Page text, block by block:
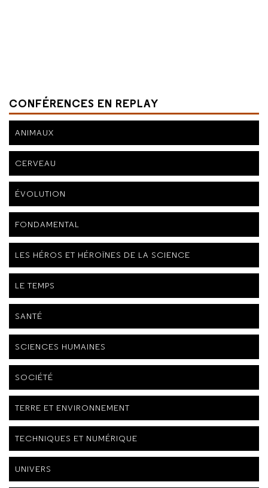
CONFÉRENCES EN REPLAY
ANIMAUX
CERVEAU
ÉVOLUTION
FONDAMENTAL
LES HÉROS ET HÉROÏNES DE LA SCIENCE
LE TEMPS
SANTÉ
SCIENCES HUMAINES
SOCIÉTÉ
TERRE ET ENVIRONNEMENT
TECHNIQUES ET NUMÉRIQUE
UNIVERS